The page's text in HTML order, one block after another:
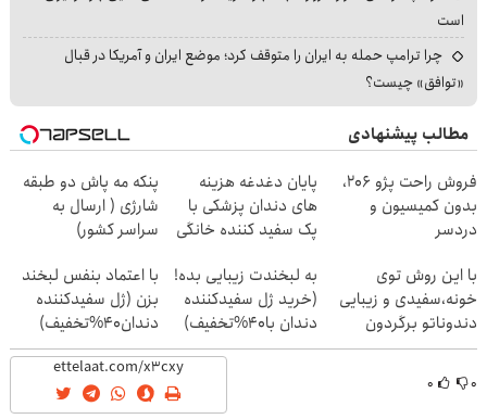
است
چرا ترامپ حمله به ایران را متوقف کرد؛ موضع ایران و آمریکا در قبال
«توافق» چیست؟
مطالب پیشنهادی
فروش راحت پژو ۲۰6،
بدون کمیسیون و
دردسر
پایان دغدغه هزینه
های دندان پزشکی با
پک سفید کننده خانگی
پنکه مه پاش دو طبقه
شارژی ( ارسال به
سراسر کشور)
با این روش توی
خونه،سفیدی و زیبایی
دندوناتو برگردون
(40%off)
به لبخندت زیبایی بده!
(خرید ژل سفیدکننده
دندان با40%تخفیف)
با اعتماد بنفس لبخند
بزن (ژل سفیدکننده
دندان40%تخفیف)
۰ ۰